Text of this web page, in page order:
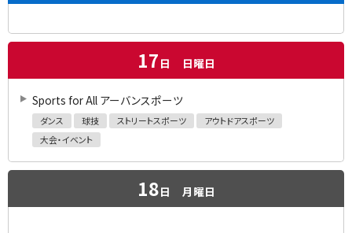
17 日 日曜日
Sports for All アーバンスポーツ
ダンス 球技 ストリートスポーツ
アウトドアスポーツ
大会・イベント
18日 月曜日